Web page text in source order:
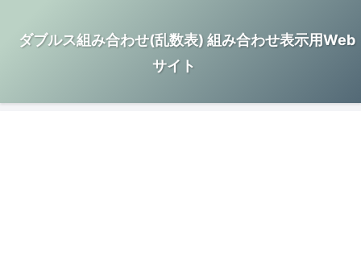
ダブルス組み合わせ(乱数表) 組み合わせ表示用Web
サイト